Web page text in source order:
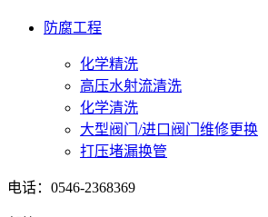
防腐工程
化学精洗
高压水射流清洗
化学清洗
大型阀门/进口阀门维修更换
打压堵漏换管
电话：0546-2368369